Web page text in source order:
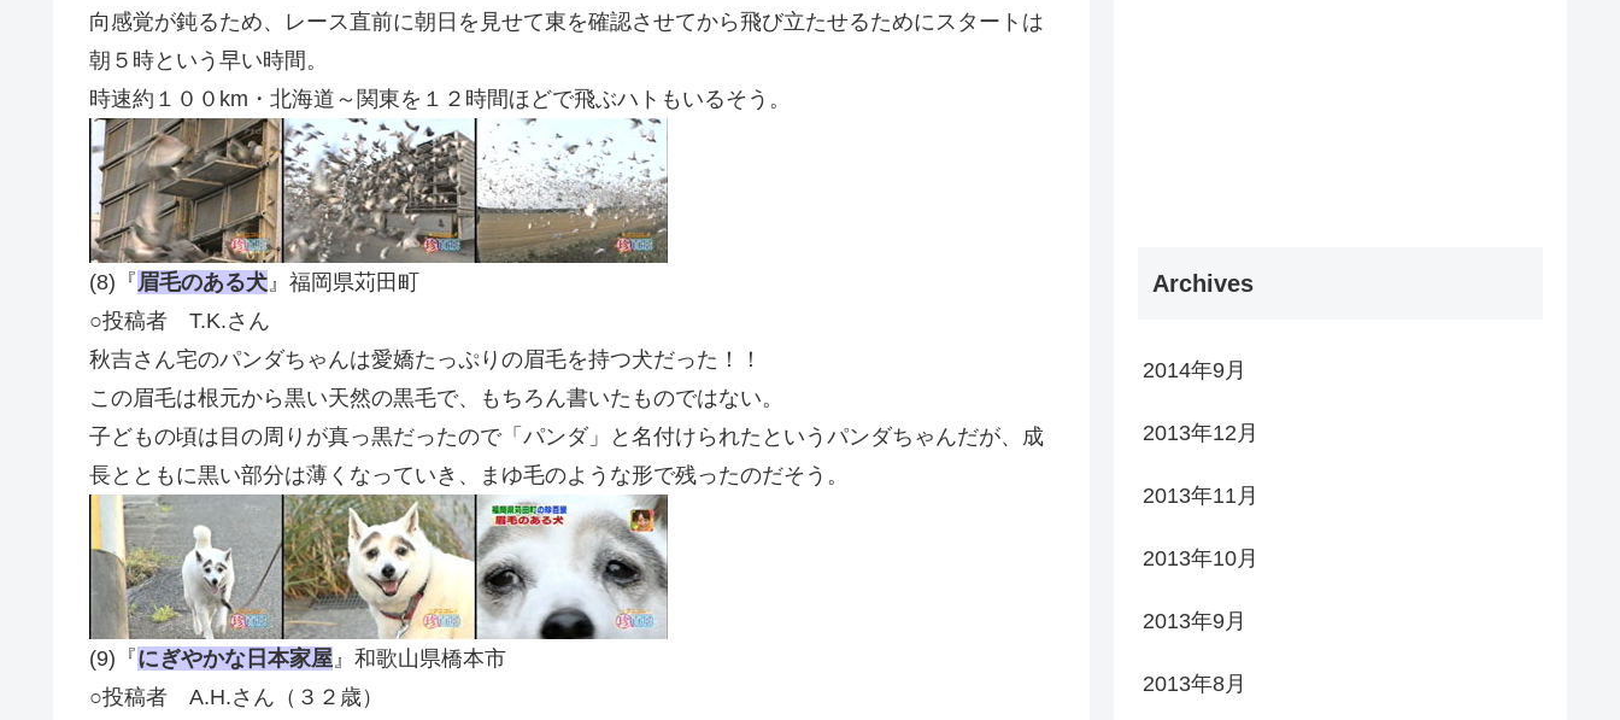
向感覚が鈍るため、レース直前に朝日を見せて東を確認させてから飛び立たせるためにスタートは
朝５時という早い時間。
時速約１００km・北海道～関東を１２時間ほどで飛ぶハトもいるそう。
(8)『 眉毛のある犬 』福岡県苅田町
○投稿者 T.K.さん
秋吉さん宅のパンダちゃんは愛嬌たっぷりの眉毛を持つ犬だった！！
この眉毛は根元から黒い天然の黒毛で、もちろん書いたものではない。
子どもの頃は目の周りが真っ黒だったので「パンダ」と名付けられたというパンダちゃんだが、成
長とともに黒い部分は薄くなっていき、まゆ毛のような形で残ったのだそう。
(9)『にぎやかな日本家屋 』和歌山県橋本市
○投稿者 A.H.さん（３２歳）
Archives
2014年9月
2013年12月
2013年11月
2013年10月
2013年9月
2013年8月